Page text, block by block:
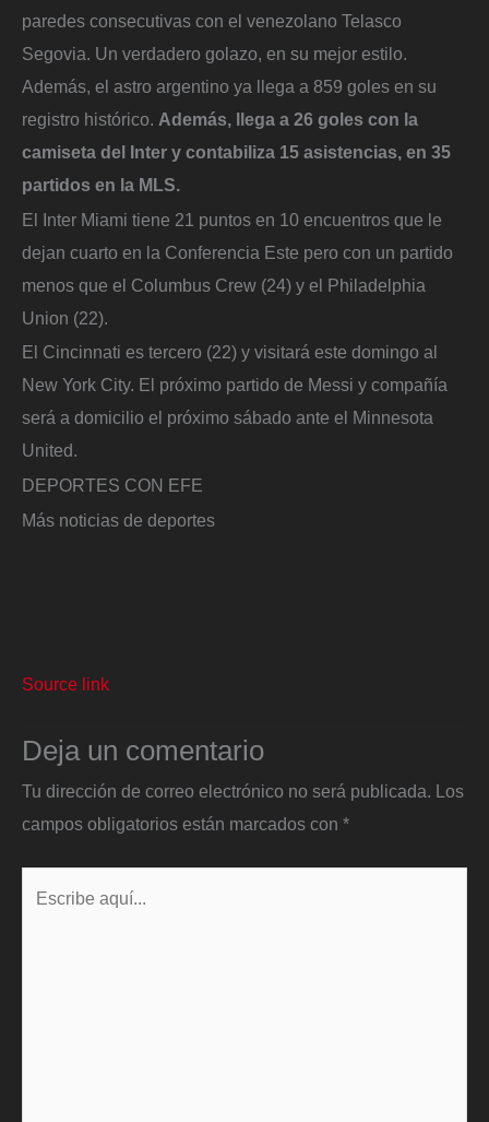
paredes consecutivas con el venezolano Telasco
Segovia. Un verdadero golazo, en su mejor estilo.
Además, el astro argentino ya llega a 859 goles en su
registro histórico. Además, llega a 26 goles con la
camiseta del Inter y contabiliza 15 asistencias, en 35
partidos en la MLS.
El Inter Miami tiene 21 puntos en 10 encuentros que le
dejan cuarto en la Conferencia Este pero con un partido
menos que el Columbus Crew (24) y el Philadelphia
Union (22).
El Cincinnati es tercero (22) y visitará este domingo al
New York City. El próximo partido de Messi y compañía
será a domicilio el próximo sábado ante el Minnesota
United.
DEPORTES CON EFE
Más noticias de deportes
Source link
Deja un comentario
Tu dirección de correo electrónico no será publicada.
Los
campos obligatorios están marcados con *